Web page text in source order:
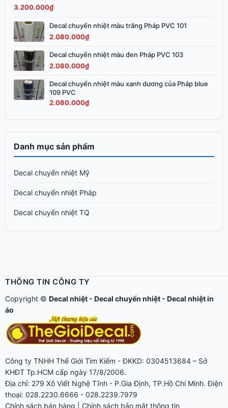
3.600.000₫.
3.200.000₫
là:
3.200.000₫.
Decal chuyển nhiệt màu trắng Pháp PVC 101
2.080.000₫
Decal chuyển nhiệt màu đen Pháp PVC 103
2.080.000₫
Decal chuyển nhiệt màu xanh dương của Pháp blue
109 PVC
2.080.000₫
Danh mục sản phẩm
Decal chuyển nhiệt Mỹ
Decal chuyển nhiệt Pháp
Decal chuyển nhiệt TQ
THÔNG TIN CÔNG TY
Copyright © Decal nhiệt - Decal chuyển nhiệt - Decal nhiệt in
áo
Công ty TNHH Thế Giới Tìm Kiếm - ĐKKD: 0304513684 – Sở
KHĐT Tp.HCM cấp ngày 17/8/2006.
Địa chỉ: 279 Xô Viết Nghệ Tĩnh - P.Gia Định, TP.Hồ Chí Minh. Điện
thoại: 028.2230.6666 - 028.2239.7979
Chính sách bán hàng
Chính sách bảo mật thông tin